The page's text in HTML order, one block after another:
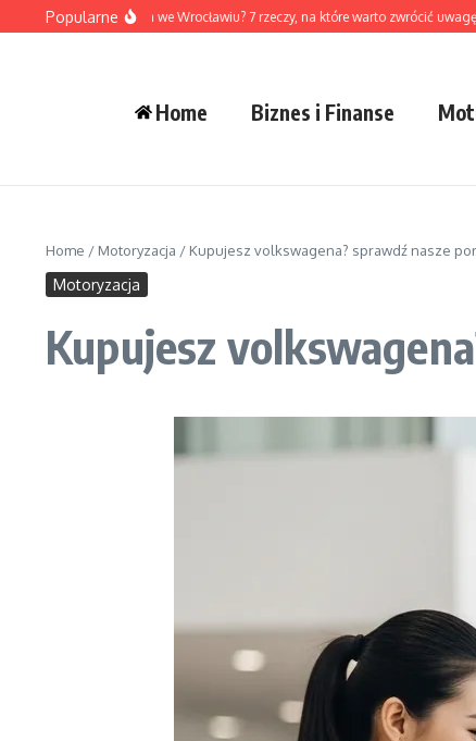
Przejdź do treści
Popularne
dewelopera we Wrocławiu? 7 rzeczy, na które warto zwrócić uwagę
Home Biznes i Finanse
Home / Motoryzacja / Kupujesz volkswagena? sprawdź nasze
Motoryzacja
Kupujesz